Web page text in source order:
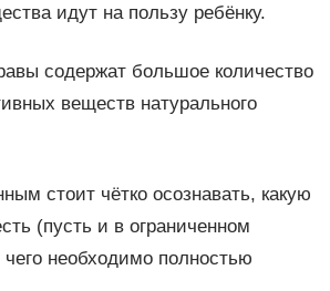
идут на пользу ребёнку.
содержат большое количество
веществ натурального
стоит чётко осознавать, какую
(пусть и в ограниченном
чего необходимо полностью